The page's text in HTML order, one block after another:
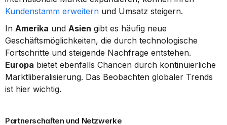
Kundenstamm erweitern und Umsatz steigern.
In Amerika und Asien gibt es häufig neue
Geschäftsmöglichkeiten, die durch technologische
Europa bietet ebenfalls Chancen durch kontinuierliche
Marktliberalisierung. Das Beobachten globaler Trends
ist hier wichtig.
Partnerschaften und Netzwerke